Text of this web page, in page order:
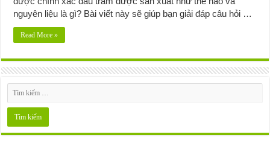
nguyên liệu là gì? Bài viết này sẽ giúp bạn giải đáp câu hỏi …
Read More »